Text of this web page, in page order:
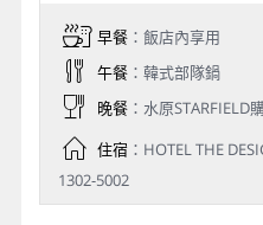
早餐：飯店內享用
午餐：韓式部隊鍋
晚餐：水原STARFIELD
住宿：HOTEL THE
1302-5002